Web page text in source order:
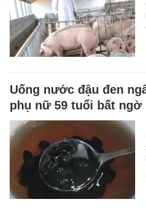
Uống nước đậu đen
phụ nữ 59 tuổi bất ngờ